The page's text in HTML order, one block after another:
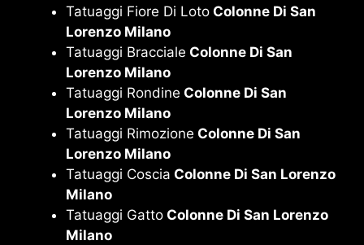
Tatuaggi Fiore Di Loto Colonne Di San
Lorenzo Milano
Tatuaggi Bracciale Colonne Di San
Lorenzo Milano
Tatuaggi Rondine Colonne Di San
Lorenzo Milano
Tatuaggi Rimozione Colonne Di San
Lorenzo Milano
Tatuaggi Coscia Colonne Di San Lorenzo
Milano
Tatuaggi Gatto Colonne Di San Lorenzo
Milano